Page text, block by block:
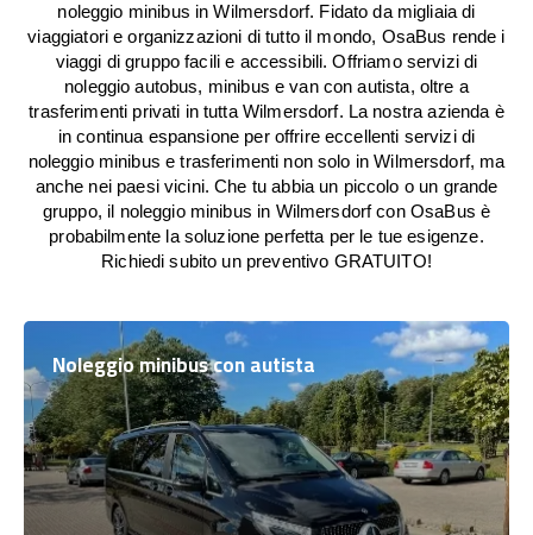
noleggio minibus in Wilmersdorf. Fidato da migliaia di
viaggiatori e organizzazioni di tutto il mondo, OsaBus rende i
viaggi di gruppo facili e accessibili. Offriamo servizi di
noleggio autobus, minibus e van con autista, oltre a
trasferimenti privati in tutta Wilmersdorf. La nostra azienda è
in continua espansione per offrire eccellenti servizi di
noleggio minibus e trasferimenti non solo in Wilmersdorf, ma
anche nei paesi vicini. Che tu abbia un piccolo o un grande
gruppo, il noleggio minibus in Wilmersdorf con OsaBus è
probabilmente la soluzione perfetta per le tue esigenze.
Richiedi subito un preventivo GRATUITO!
Noleggio minibus con autista